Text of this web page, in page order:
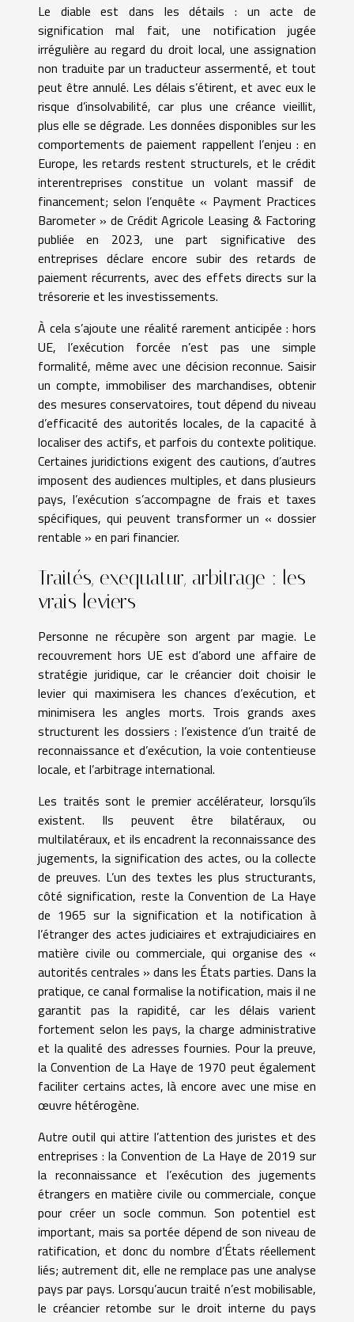
Le diable est dans les détails : un acte de
signification mal fait, une notification jugée
irrégulière au regard du droit local, une assignation
non traduite par un traducteur assermenté, et tout
peut être annulé. Les délais s’étirent, et avec eux le
risque d’insolvabilité, car plus une créance vieillit,
plus elle se dégrade. Les données disponibles sur les
comportements de paiement rappellent l’enjeu : en
Europe, les retards restent structurels, et le crédit
interentreprises constitue un volant massif de
financement; selon l’enquête « Payment Practices
Barometer » de Crédit Agricole Leasing & Factoring
publiée en 2023, une part significative des
entreprises déclare encore subir des retards de
paiement récurrents, avec des effets directs sur la
trésorerie et les investissements.
À cela s’ajoute une réalité rarement anticipée : hors
UE, l’exécution forcée n’est pas une simple
formalité, même avec une décision reconnue. Saisir
un compte, immobiliser des marchandises, obtenir
des mesures conservatoires, tout dépend du niveau
d’efficacité des autorités locales, de la capacité à
localiser des actifs, et parfois du contexte politique.
Certaines juridictions exigent des cautions, d’autres
imposent des audiences multiples, et dans plusieurs
pays, l’exécution s’accompagne de frais et taxes
spécifiques, qui peuvent transformer un « dossier
rentable » en pari financier.
Traités, exequatur, arbitrage : les
vrais leviers
Personne ne récupère son argent par magie. Le
recouvrement hors UE est d’abord une affaire de
stratégie juridique, car le créancier doit choisir le
levier qui maximisera les chances d’exécution, et
minimisera les angles morts. Trois grands axes
structurent les dossiers : l’existence d’un traité de
reconnaissance et d’exécution, la voie contentieuse
locale, et l’arbitrage international.
Les traités sont le premier accélérateur, lorsqu’ils
existent. Ils peuvent être bilatéraux, ou
multilatéraux, et ils encadrent la reconnaissance des
jugements, la signification des actes, ou la collecte
de preuves. L’un des textes les plus structurants,
côté signification, reste la Convention de La Haye
de 1965 sur la signification et la notification à
l’étranger des actes judiciaires et extrajudiciaires en
matière civile ou commerciale, qui organise des «
autorités centrales » dans les États parties. Dans la
pratique, ce canal formalise la notification, mais il ne
garantit pas la rapidité, car les délais varient
fortement selon les pays, la charge administrative
et la qualité des adresses fournies. Pour la preuve,
la Convention de La Haye de 1970 peut également
faciliter certains actes, là encore avec une mise en
œuvre hétérogène.
Autre outil qui attire l’attention des juristes et des
entreprises : la Convention de La Haye de 2019 sur
la reconnaissance et l’exécution des jugements
étrangers en matière civile ou commerciale, conçue
pour créer un socle commun. Son potentiel est
important, mais sa portée dépend de son niveau de
ratification, et donc du nombre d’États réellement
liés; autrement dit, elle ne remplace pas une analyse
pays par pays. Lorsqu’aucun traité n’est mobilisable,
le créancier retombe sur le droit interne du pays